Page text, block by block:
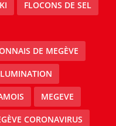
FLOCONS DE SEL
DE MEGÈVE
MEGEVE
CORONAVIRUS